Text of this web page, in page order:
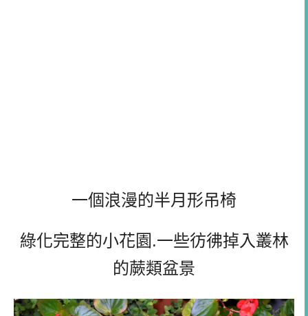
一個浪漫的半月形吊椅
綠化完整的小花園.一些彷彿掉入叢林
的蕨類盆景